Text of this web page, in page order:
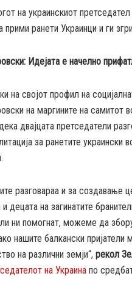
на украинскиот
прими ранети Украинци и ги
Идејата е начелно
на својот профил на
на маргините на самитот
двајцата претседатели
за ранетите украински
разговараа и за создавање
и децата на загинатите
ни помогнат, можеме да
нашите балкански
на различни земји“, рекол
на Украина по